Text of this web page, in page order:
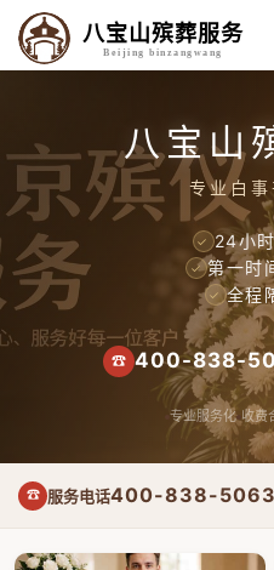
八宝山殡葬服务
Beijing binzangwang
八宝山
专业白
✓ 24小
✓ 第一时
✓ 全程
☎ 400-838-
专业服务化 收费
☎ 服务电话400-838-5063